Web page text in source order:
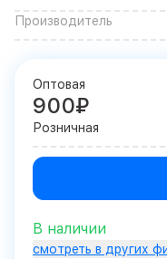
Производитель
Оптовая
900₽
Розничная
В наличии
смотреть в других